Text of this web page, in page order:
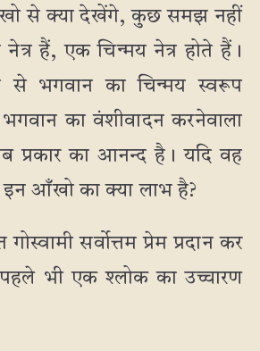
से क्या देखेंगे, कुछ समझ नहीं
हैं, एक चिन्मय नेत्र होते हैं।
से भगवान का चिन्मय स्वरूप
का वंशीवादन करनेवाला
प्रकार का आनन्द है। यदि वह
इन आँखो का क्या लाभ है?
गोस्वामी सर्वोत्तम प्रेम प्रदान कर
भी एक श्लोक का उच्चारण